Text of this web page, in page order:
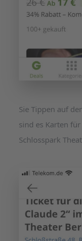
Sie Tippen auf
sind es Karten
Schlosspark